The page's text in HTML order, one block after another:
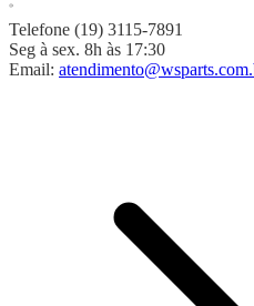
Telefone (19) 3115-7891
Seg à sex. 8h às 17:30
Email: